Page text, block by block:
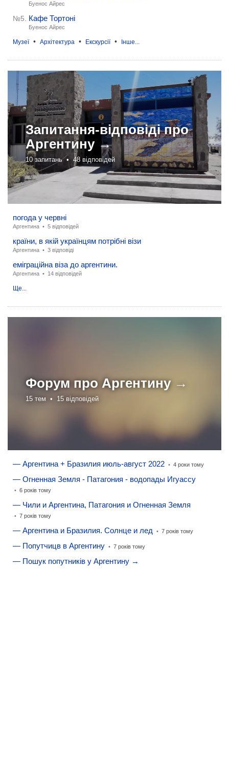
Буенос Айрес
№5. Кафе Тортоні
Буенос Айрес
Музеї• Архітектура • Екскурсії• Інше...
Запитання-відповіді про
Аргентину →
10 запитань • 48 відповідей
погода у червні
Аргентина • 5 відповідей
країни, в якій українцям потрібні візи
Аргентина • 3 відповіді
еміграційна віза до аргентини.
Аргентина • 14 відповідей
Ще...
Форум проАргентину →
15 тем • 15 відповідей
— Аргентина + Бразилия июль-август 2022 • 4 роки тому
— Огненная Земля - Патагония - водопады Игуассу
• 6 років тому
— Чили и Аргентина, Патагония и Огненная Земля
• 7 років тому
— Аргентина и Бразилия. Солнце и лед • 7 років тому
— Попутчицв в Аргентину • 7 років тому
— Пошук попутників у Аргентину →